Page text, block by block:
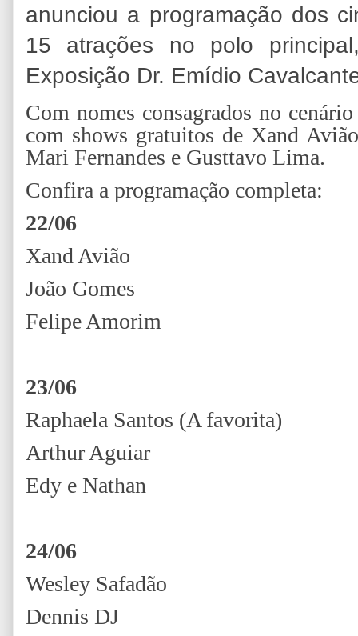
anunciou a programação dos
15 atrações no polo
Exposição Dr. Emídio
Com nomes consagrados no
com shows gratuitos de Xand
Mari Fernandes e Gusttavo Lima.
Confira a programação completa:
22/06
Xand Avião
João Gomes
Felipe Amorim
23/06
Raphaela Santos (A favorita)
Arthur Aguiar
Edy e Nathan
24/06
Wesley Safadão
Dennis DJ